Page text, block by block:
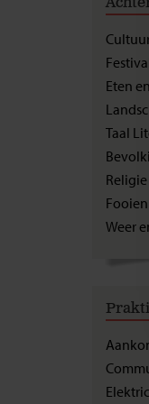
Eten
Taal
Religie
Weer